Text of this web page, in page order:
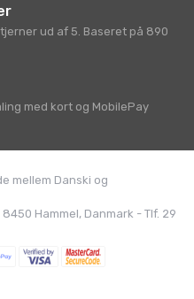
ud af 5. Baseret på 890
med kort og MobilePay
mellem Danski og
Hammel, Danmark - Tlf. 29